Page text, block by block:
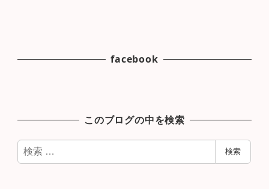
facebook
このブログの中を検索
検
索
検索